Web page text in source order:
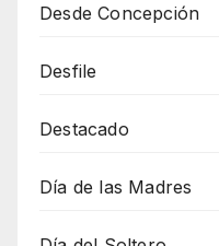
Desde Concepción
Desfile
Destacado
Día de las Madres